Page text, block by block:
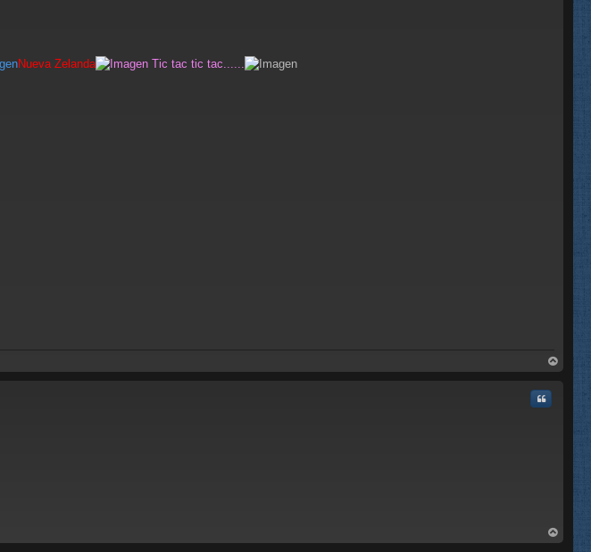
Nueva Zelanda Tic tac tic tac......
rri
ba
Citar
rri